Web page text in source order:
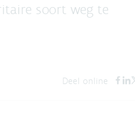
soort weg te
Deel online